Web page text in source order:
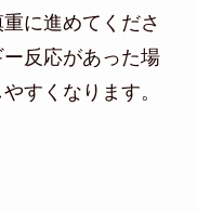
に進めてくださ
反応があった場
すくなります。